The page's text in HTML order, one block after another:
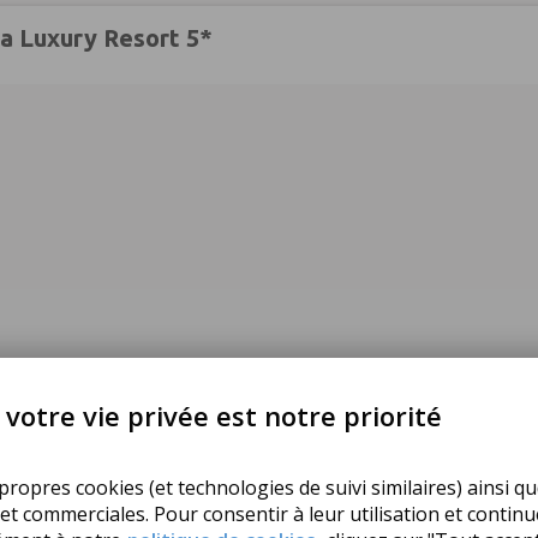
votre vie privée est notre priorité
cookies (et technologies de suivi similaires) ainsi
commerciales. Pour consentir à leur utilisation et
Luxury Resort 5*